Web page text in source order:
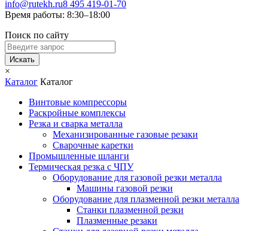
info@rutekh.ru8 495 419-01-70
Время работы: 8:30–18:00
Поиск по сайту
Искать
×
Каталог Каталог
Винтовые компрессоры
Раскройные комплексы
Резка и сварка металла
Механизированные газовые резаки
Сварочные каретки
Промышленные шланги
Термическая резка с ЧПУ
Оборудование для газовой резки металла
Машины газовой резки
Оборудование для плазменной резки металла
Станки плазменной резки
Плазменные резаки